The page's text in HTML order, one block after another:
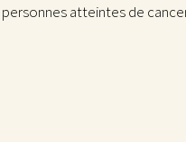
atteintes de